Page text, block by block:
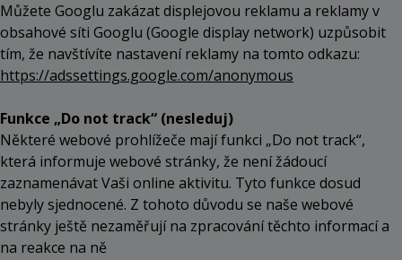
Můžete Googlu zakázat displejovou reklamu a reklamy v
obsahové síti Googlu (Google display network) uzpůsobit
tím, že navštívíte nastavení reklamy na tomto odkazu:
https://adssettings.google.com/anonymous
Funkce „Do not track“ (nesleduj)
Některé webové prohlížeče mají funkci „Do not track“,
která informuje webové stránky, že není žádoucí
zaznamenávat Vaši online aktivitu. Tyto funkce dosud
nebyly sjednocené. Z tohoto důvodu se naše webové
stránky ještě nezaměřují na zpracování těchto informací a
na reakce na ně